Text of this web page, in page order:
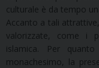
culturale è da tempo
Accanto a tali
valorizzate, come i
islamica. Per
monachesimo, la